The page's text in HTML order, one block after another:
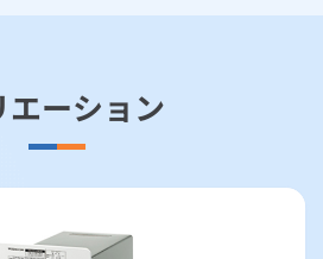
エーション